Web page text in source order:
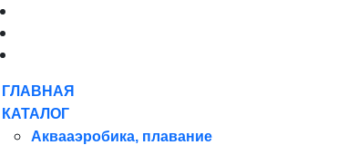
ГЛАВНАЯ
КАТАЛОГ
Аквааэробика, плавание